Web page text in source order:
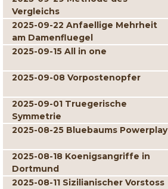
Vergleichs
2025-09-22 Anfaellige Mehrheit
am Damenfluegel
2025-09-15 All in one
2025-09-08 Vorpostenopfer
2025-09-01 Truegerische
Symmetrie
2025-08-25 Bluebaums Powerplay
2025-08-18 Koenigsangriffe in
Dortmund
2025-08-11 Sizilianischer Vorstoss